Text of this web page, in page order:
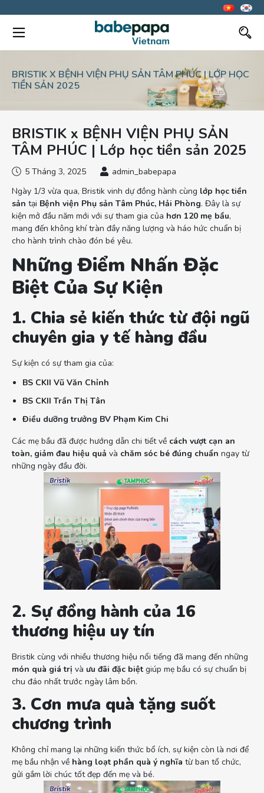
BRISTIK X BỆNH VIỆN PHỤ SẢN TÂM PHÚC | LỚP HỌC
TIỀN SẢN 2025
BRISTIK x BỆNH VIỆN PHỤ SẢN
TÂM PHÚC | Lớp học tiền sản 2025
5 Tháng 3, 2025
admin_babepapa
Ngày 1/3 vừa qua, Bristik vinh dự đồng hành cùng lớp học tiền
sản tại Bệnh viện Phụ sản Tâm Phúc, Hải Phòng. Đây là sự
kiện mở đầu năm mới với sự tham gia của hơn 120 mẹ bầu,
mang đến không khí tràn đầy năng lượng và háo hức chuẩn bị
cho hành trình chào đón bé yêu.
Những Điểm Nhấn Đặc
Biệt Của Sự Kiện
1. Chia sẻ kiến thức từ đội ngũ
chuyên gia y tế hàng đầu
Sự kiện có sự tham gia của:
BS CKII Vũ Văn Chỉnh
BS CKII Trần Thị Tân
Điều dưỡng trưởng BV Phạm Kim Chi
Các mẹ bầu đã được hướng dẫn chi tiết về cách vượt cạn an
toàn, giảm đau hiệu quả và chăm sóc bé đúng chuẩn ngay từ
những ngày đầu đời.
2. Sự đồng hành của 16
thương hiệu uy tín
Bristik cùng với nhiều thương hiệu nổi tiếng đã mang đến những
món quà giá trị và ưu đãi đặc biệt giúp mẹ bầu có sự chuẩn bị
chu đáo nhất trước ngày lâm bồn.
3. Cơn mưa quà tặng suốt
chương trình
Không chỉ mang lại những kiến thức bổ ích, sự kiện còn là nơi để
mẹ bầu nhận về hàng loạt phần quà ý nghĩa từ ban tổ chức,
gửi gắm lời chúc tốt đẹp đến mẹ và bé.